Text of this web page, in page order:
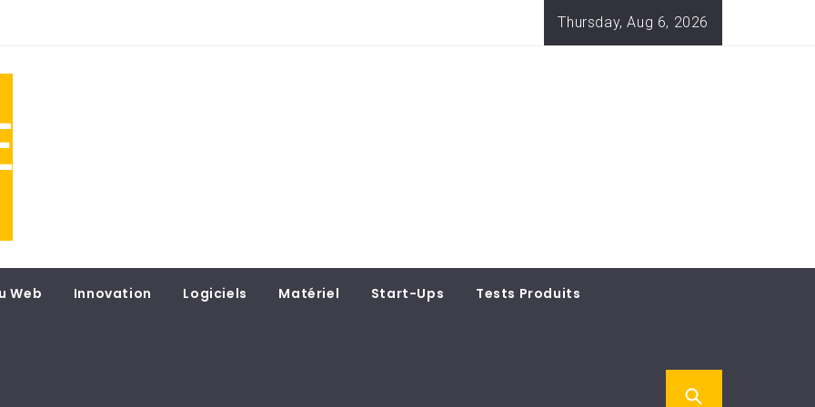
Thursday, Aug 6, 2026
Web Innovation Logiciels Matériel Start-Ups Tests Produits